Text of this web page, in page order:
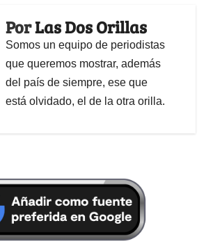
PorLas Dos Orillas
Somos un equipo de periodistas
que queremos mostrar, además
del país de siempre, ese que
está olvidado, el de la otra orilla.